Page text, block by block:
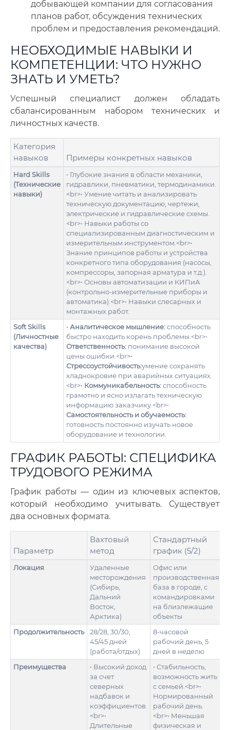
добывающей компании для согласования
планов работ, обсуждения технических
проблем и предоставления рекомендаций.
НЕОБХОДИМЫЕ НАВЫКИ И
КОМПЕТЕНЦИИ: ЧТО НУЖНО
ЗНАТЬ И УМЕТЬ?
Успешный специалист должен обладать
сбалансированным набором технических и
личностных качеств.
Категория
навыков
Примеры конкретных навыков
Hard Skills
(Технические
навыки)
• Глубокие знания в области механики,
гидравлики, пневматики, термодинамики.
<br>• Умение читать и анализировать
техническую документацию, чертежи,
электрические и гидравлические схемы.
<br>• Навыки работы со
специализированным диагностическим и
измерительным инструментом.<br>•
Знание принципов работы и устройства
конкретного типа оборудования (насосы,
компрессоры, запорная арматура и т.д.).
<br>• Основы автоматизации и КИПиА
(контрольно-измерительные приборы и
автоматика).<br>• Навыки слесарных и
монтажных работ.
Soft Skills
(Личностные
качества)
• Аналитическое мышление:способность
быстро находить корень проблемы.<br>•
Ответственность: понимание высокой
цены ошибки.<br>•
Стрессоустойчивость:умение сохранять
хладнокровие при аварийных ситуациях.
<br>• Коммуникабельность:способность
грамотно и ясно излагать техническую
информацию заказчику.<br>•
Самостоятельность и обучаемость:
готовность постоянно изучать новое
оборудование и технологии.
ГРАФИК РАБОТЫ: СПЕЦИФИКА
ТРУДОВОГО РЕЖИМА
График работы — один из ключевых аспектов,
который необходимо учитывать. Существует
два основных формата.
Параметр
Вахтовый
метод
Стандартный
график (5/2)
Локация
Удаленные
месторождения
(Сибирь,
Дальний
Восток,
Арктика)
Офис или
производственная
база в городе, с
командировками
на близлежащие
объекты
Продолжительность
28/28, 30/30,
45/45 дней
(работа/отдых)
8-часовой
рабочий день, 5
дней в неделю
Преимущества
• Высокий доход
за счет
северных
надбавок и
коэффициентов.
<br>•
Длительные
• Стабильность,
возможность жить
с семьей.<br>•
Нормированный
рабочий день.
<br>• Меньшая
физическая и